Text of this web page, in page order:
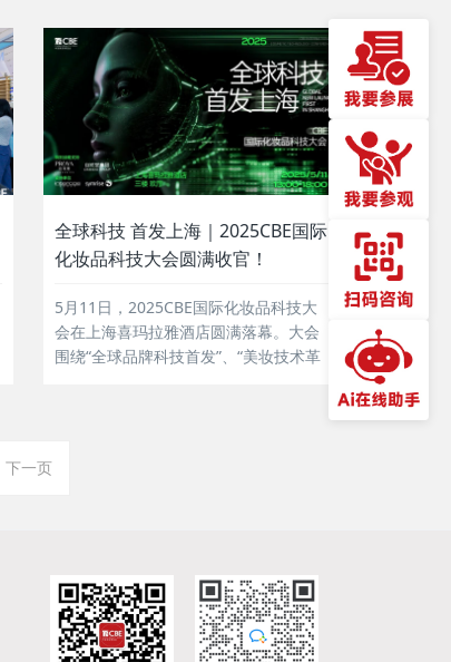
新潮流。当前越来越多颜值“新奇有
趣”、体验“丝滑便捷”的化妆品产品包
装，成为年轻消费者表达“精神状态”和
产生“情感认同...
全球科技 首发上海｜2025CBE国际
化妆品科技大会圆满收官！
5月11日，2025CBE国际化妆品科技大
会在上海喜玛拉雅酒店圆满落幕。大会
围绕“全球品牌科技首发”、“美妆技术革
下一页